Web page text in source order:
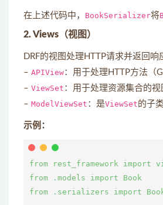
在上述代码中， BookSerializer将
2. Views（视图）
DRF的视图处理HTTP请求并返回响
– APIView：用于处理HTTP方法（
– ViewSet ：用于处理资源集合的视
– ModelViewSet ：是ViewSet 的子
示例：
from rest_framework import
from .models import Book
from .serializers import